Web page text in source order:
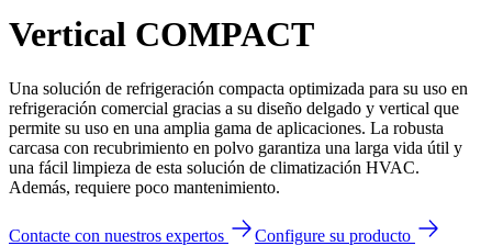
Vertical COMPACT
Una solución de refrigeración compacta optimizada para su uso en
refrigeración comercial gracias a su diseño delgado y vertical que
permite su uso en una amplia gama de aplicaciones. La robusta
carcasa con recubrimiento en polvo garantiza una larga vida útil y
una fácil limpieza de esta solución de climatización HVAC.
Además, requiere poco mantenimiento.
Contacte con nuestros expertos Configure su producto